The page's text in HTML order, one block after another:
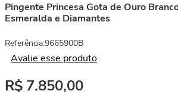
Pingente Princesa Gota de Ouro
Esmeralda e Diamantes
Referência:9665900B
Avalie esse produto
R$ 7.850,00